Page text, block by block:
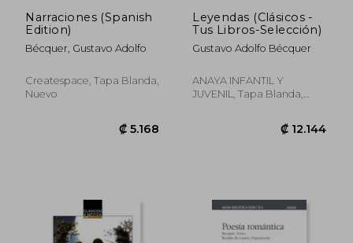
Narraciones (Spanish
Edition)
Bécquer, Gustavo Adolfo
Createspace, Tapa Blanda,
Nuevo
Leyendas (Clásicos -
Tus Libros-Selección)
Gustavo Adolfo Bécquer
ANAYA INFANTIL Y
JUVENIL, Tapa Blanda,